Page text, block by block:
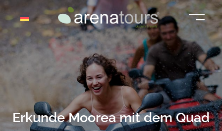
Zum
Inhalt
springen
Erkunde Moorea mit dem Quad